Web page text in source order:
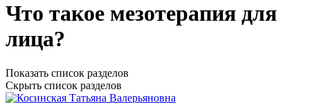
Что такое мезотерапия для
лица?
Показать список разделов
Скрыть список разделов